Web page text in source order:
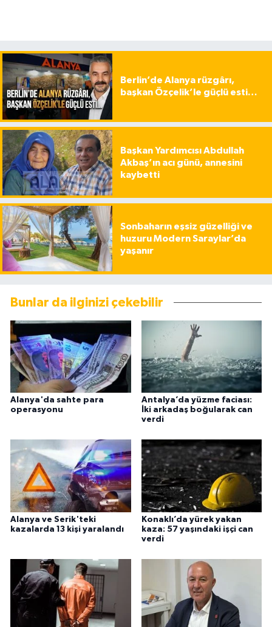
Berlin’de Alanya rüzgârı,
başkan Özçelik’le güçlü esti…
Başkan Yardımcısı Abdullah
Akbaş’ın acı günü, annesini
kaybetti
Sonbaharın eşsiz güzelliği ve
huzuru Modern Saraylar’da
yaşanır
Bunlar da ilginizi çekebilir
Alanya'da sahte para
operasyonu
Antalya’da yüzme faciası:
İki arkadaş boğularak can
verdi
Alanya ve Serik'teki
kazalarda 13 kişi yaralandı
Konaklı’da yürek yakan
kaza: 57 yaşındaki işçi can
verdi